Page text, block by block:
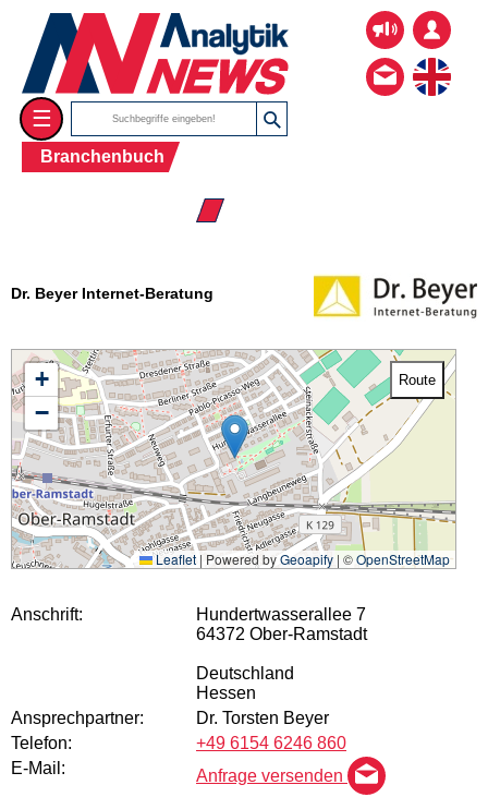
☰
Branchenbuch
☰ Firmenverzeichnis
Dr. Beyer Internet-Beratung
+
−
Route
Leaflet | Powered byGeoapify| ©OpenStreetMap
Anschrift:
Hundertwasserallee 7
64372 Ober-Ramstadt
Deutschland
Hessen
Ansprechpartner:
Dr. Torsten Beyer
Telefon:
+49 6154 6246 860
E-Mail:
Anfrage versenden